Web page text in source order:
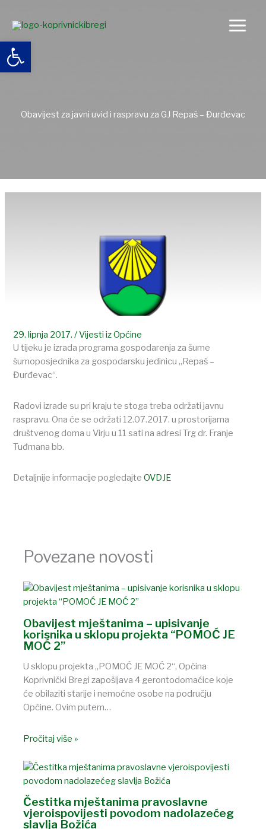
Open toolbar
content
Obavijest za javni uvid i raspravu za GJ Repaš – Đurđevac
29. lipnja 2017./Vijesti iz Općine
U tijeku je izrada programa gospodarenja za šume
šumoposjednika za gospodarsku jedinicu „Repaš –
Đurđevac“.
Radovi izrade su pri kraju te stoga treba održati javnu
raspravu. Ona će se održati 12.07.2017. u prostorijama
društvenog doma u Virju u 11 sati na adresi Trg dr. Franje
Tuđmana bb.
Detaljnije informacije pogledajteOVDJE
Povezane novosti
Obavijest mještanima – upisivanje
korisnika u sklopu projekta “POMOĆ JE
MOĆ 2”
U sklopu projekta „POMOĆ JE MOĆ 2“, Općina
Koprivnički Bregi zapošljava 4 gerontodomaćice koje
će obilaziti starije i nemoćne osobe na području
Općine. Ovim putem…
Pročitaj više »
Čestitka mještanima pravoslavne
vjeroispovijesti povodom nadolazećeg
slavlja Božića